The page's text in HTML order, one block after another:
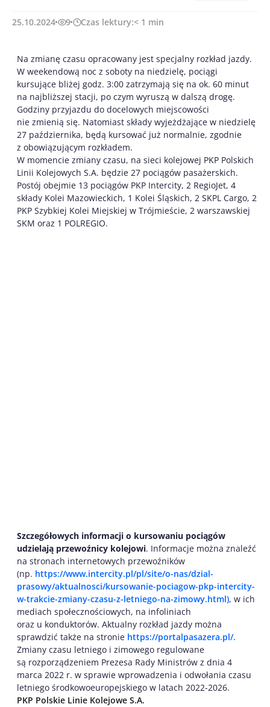
25.10.2024 9 Czas lektury:< 1 min
Na zmianę czasu opracowany jest specjalny rozkład jazdy.
W weekendową noc z soboty na niedzielę, pociągi
kursujące bliżej godz. 3:00 zatrzymają się na ok. 60 minut
na najbliższej stacji, po czym wyruszą w dalszą drogę.
Godziny przyjazdu do docelowych miejscowości
nie zmienią się. Natomiast składy wyjeżdżające w niedzielę
27 października, będą kursować już normalnie, zgodnie
z obowiązującym rozkładem.
W momencie zmiany czasu, na sieci kolejowej PKP Polskich
Linii Kolejowych S.A. będzie 27 pociągów pasażerskich.
Postój obejmie 13 pociągów PKP Intercity, 2 RegioJet, 4
składy Kolei Mazowieckich, 1 Kolei Śląskich, 2 SKPL Cargo, 2
PKP Szybkiej Kolei Miejskiej w Trójmieście, 2 warszawskiej
SKM oraz 1 POLREGIO.
Szczegółowych informacji o kursowaniu pociągów
udzielają przewoźnicy kolejowi. Informacje można znaleźć
na stronach internetowych przewoźników
(np. https://www.intercity.pl/pl/site/o-nas/dzial-
prasowy/aktualnosci/kursowanie-pociagow-pkp-intercity-
w-trakcie-zmiany-czasu-z-letniego-na-zimowy.html), w ich
mediach społecznościowych, na infoliniach
oraz u konduktorów. Aktualny rozkład jazdy można
sprawdzić także na stronie https://portalpasazera.pl/.
Zmiany czasu letniego i zimowego regulowane
są rozporządzeniem Prezesa Rady Ministrów z dnia 4
marca 2022 r. w sprawie wprowadzenia i odwołania czasu
letniego środkowoeuropejskiego w latach 2022-2026.
PKP Polskie Linie Kolejowe S.A.